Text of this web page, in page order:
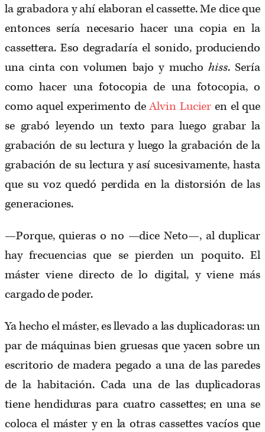
la grabadora y ahí elaboran el cassette. Me dice que
entonces sería necesario hacer una copia en la
cassettera. Eso degradaría el sonido, produciendo
una cinta con volumen bajo y muchohiss. Sería
como hacer una fotocopia de una fotocopia, o
como aquel experimento deAlvin Lucier en el que
se grabó leyendo un texto para luego grabar la
grabación de su lectura y luego la grabación de la
grabación de su lectura y así sucesivamente, hasta
que su voz quedó perdida en la distorsión de las
generaciones.
—Porque, quieras o no —dice Neto—, al duplicar
hay frecuencias que se pierden un poquito. El
máster viene directo de lo digital, y viene más
cargado de poder.
Ya hecho el máster, es llevado a las duplicadoras: un
par de máquinas bien gruesas que yacen sobre un
escritorio de madera pegado a una de las paredes
de la habitación. Cada una de las duplicadoras
tiene hendiduras para cuatro cassettes; en una se
coloca el máster y en la otras cassettes vacíos que